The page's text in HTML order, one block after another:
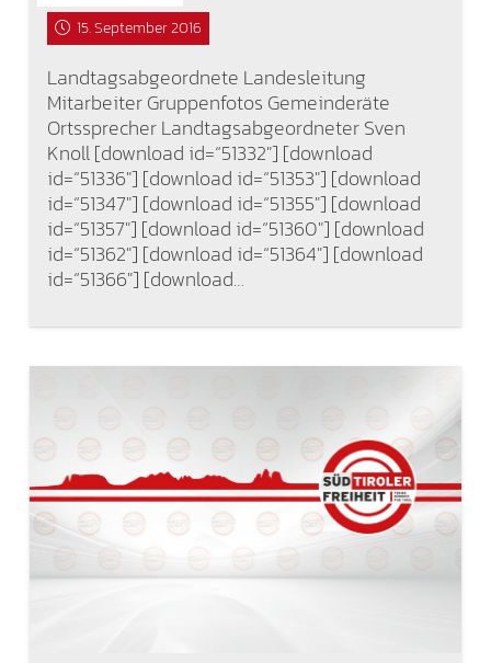
15. September 2016
Landtagsabgeordnete Landesleitung
Mitarbeiter Gruppenfotos Gemeinderäte
Ortssprecher Landtagsabgeordneter Sven
Knoll [download id=“51332″] [download
id=“51336″] [download id=“51353″] [download
id=“51347″] [download id=“51355″] [download
id=“51357″] [download id=“51360″] [download
id=“51362″] [download id=“51364″] [download
id=“51366″] [download…